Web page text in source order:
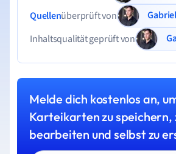
Quellenüberprüft von
Inhaltsqualität geprüft von
Melde dich kostenlos an,
Karteikarten zu speichern,
bearbeiten und selbst zu